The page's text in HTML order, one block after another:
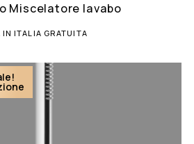
Miscelatore lavabo
IN ITALIA GRATUITA